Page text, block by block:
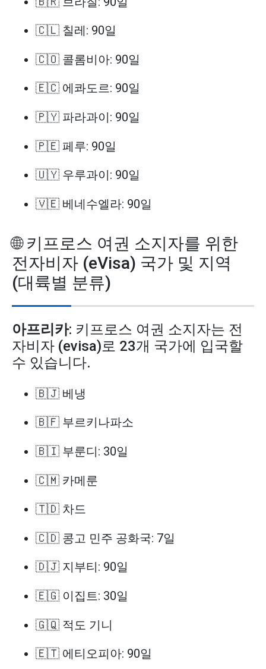
🇨🇱 칠레: 90일
🇨🇴 콜롬비아: 90일
🇪🇨 에콰도르: 90일
🇵🇾 파라과이: 90일
🇵🇪 페루: 90일
🇺🇾 우루과이: 90일
🇻🇪 베네수엘라: 90일
🌐 키프로스 여권 소지자를 위한
전자비자 (eVisa) 국가 및 지역
(대륙별 분류)
아프리카: 키프로스 여권 소지자는 전
자비자 (evisa)로 23개 국가에 입국할
수 있습니다.
🇧🇯 베냉
🇧🇫 부르키나파소
🇧🇮 부룬디: 30일
🇨🇲 카메룬
🇹🇩 차드
🇨🇩 콩고 민주 공화국: 7일
🇩🇯 지부티: 90일
🇪🇬 이집트: 30일
🇬🇶 적도 기니
🇪🇹 에티오피아: 90일